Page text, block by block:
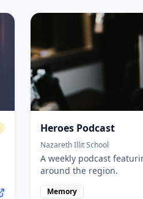
Heroes Podcast
Nazareth Illit School
A weekly podcast
around the region.
Memory